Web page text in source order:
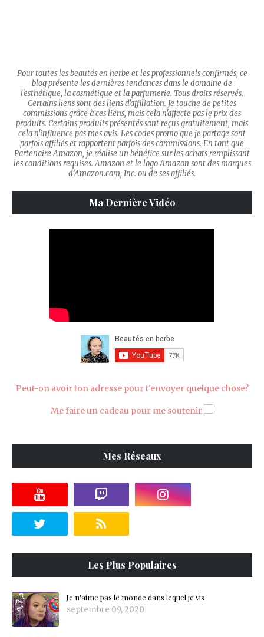
Pour toutes les beautés en herbe et les professionnels confirmés, ce
blog présente les dernières tendances dans le domaine de
l'esthétique, la cosmétique et la parfumerie. Tous droits réservés.
Certains liens sont des liens d'affiliation. Je touche de petites
commissions grâce à ces liens, mais cela n'affecte pas le prix des
produits. Certains produits présentés sont reçus gratuitement, mais
cela n'influence pas mes avis. Les codes promo que je partage sont
parfois affiliés et rapportent parfois des commissions. En tant que
Partenaire Amazon, je réalise un bénéfice sur les achats remplissant
les conditions requises. Amazon et le logo Amazon sont des marques
d’Amazon.com, Inc. ou de ses affiliés.
Ma Dernière Vidéo
Peut-on avoir ton adresse pour t'envoyer quelque chose?
Me faire un cadeau pour me soutenir
Mes Réseaux
Les Plus Populaires
Je n'aime pas le monde dans lequel je vis
septembre 09, 2020